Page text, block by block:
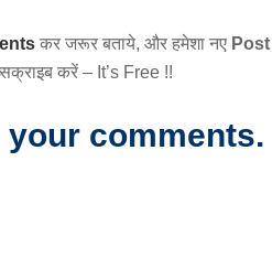
कर जरूर बताये, और हमेशा नए Post
करें – It’s Free !!
your comments.